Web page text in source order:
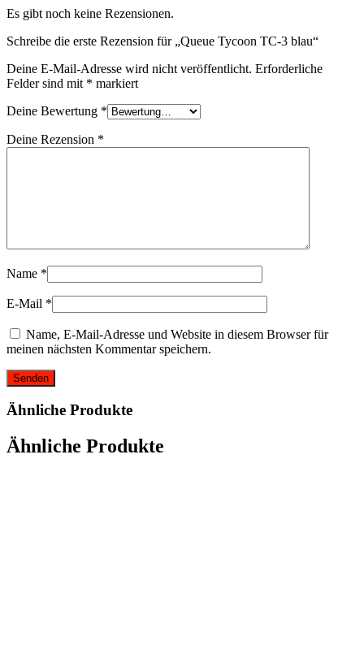
Es gibt noch keine Rezensionen.
Schreibe die erste Rezension für „Queue Tycoon TC-3 blau“
Deine E-Mail-Adresse wird nicht veröffentlicht. Erforderliche
Felder sind mit * markiert
Deine Bewertung *
Deine Rezension *
Name *
E-Mail *
Name, E-Mail-Adresse und Website in diesem Browser für
meinen nächsten Kommentar speichern.
Ähnliche Produkte
Ähnliche Produkte